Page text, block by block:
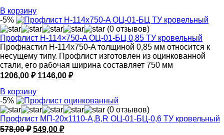
составляла
809,00 ₽.
В корзину
-5%
(0 отзывов)
Профлист Н-114×750-A ОЦ-01-БЦ 0,85 ТУ кровельный
Профнастил Н-114x750-A толщиной 0,85 мм относится к
несущему типу. Профлист изготовлен из оцинкованной
стали, его рабочая ширина составляет 750 мм
1206,00₽ Первоначальная
1206,00 ₽.
1146,00 ₽Текущая
В корзину
-5%
(0 отзывов)
Профлист МП-20х1110-A,B,R ОЦ-01-БЦ-0,6 ТУ кровельный
578,00₽ Первоначальная
549,00 ₽Текущая